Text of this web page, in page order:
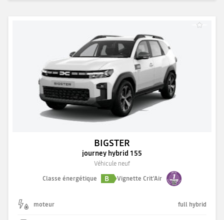
BIGSTER
journey hybrid 155
Véhicule neuf
Classe énergétique
B Vignette Crit'Air
moteur full hybrid